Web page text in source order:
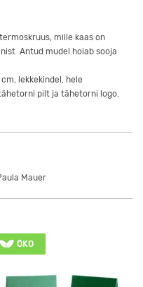
mille kaas on
Antud mudel hoiab sooja
lekkekindel, hele
pilt ja tähetorni logo.
Mauer
ÖKO